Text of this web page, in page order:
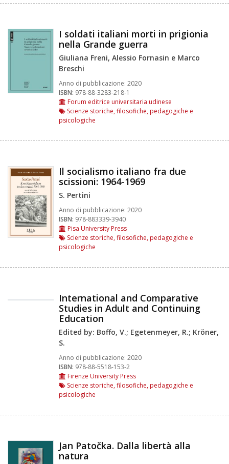
I soldati italiani morti in prigionia
nella Grande guerra
Giuliana Freni, Alessio Fornasin e Marco
Breschi
Anno di pubblicazione: 2020
ISBN: 978-88-3283-218-1
Forum editrice universitaria udinese
Scienze storiche, filosofiche, pedagogiche e
psicologiche
Il socialismo italiano fra due
scissioni: 1964-1969
S. Pertini
Anno di pubblicazione: 2020
ISBN: 978-883339-3940
Pisa University Press
Scienze storiche, filosofiche, pedagogiche e
psicologiche
International and Comparative
Studies in Adult and Continuing
Education
Edited by: Boffo, V.; Egetenmeyer, R.; Kröner,
S.
Anno di pubblicazione: 2020
ISBN: 978-88-5518-153-2
Firenze University Press
Scienze storiche, filosofiche, pedagogiche e
psicologiche
Jan Patočka. Dalla libertà alla
natura